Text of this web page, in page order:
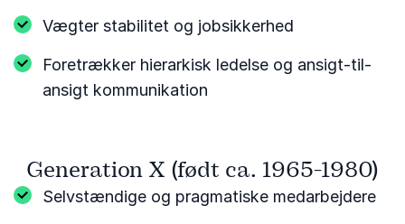
Vægter stabilitet og jobsikkerhed
Foretrækker hierarkisk ledelse og ansigt-til-
ansigt kommunikation
Generation X (født ca. 1965-1980)
Selvstændige og pragmatiske medarbejdere